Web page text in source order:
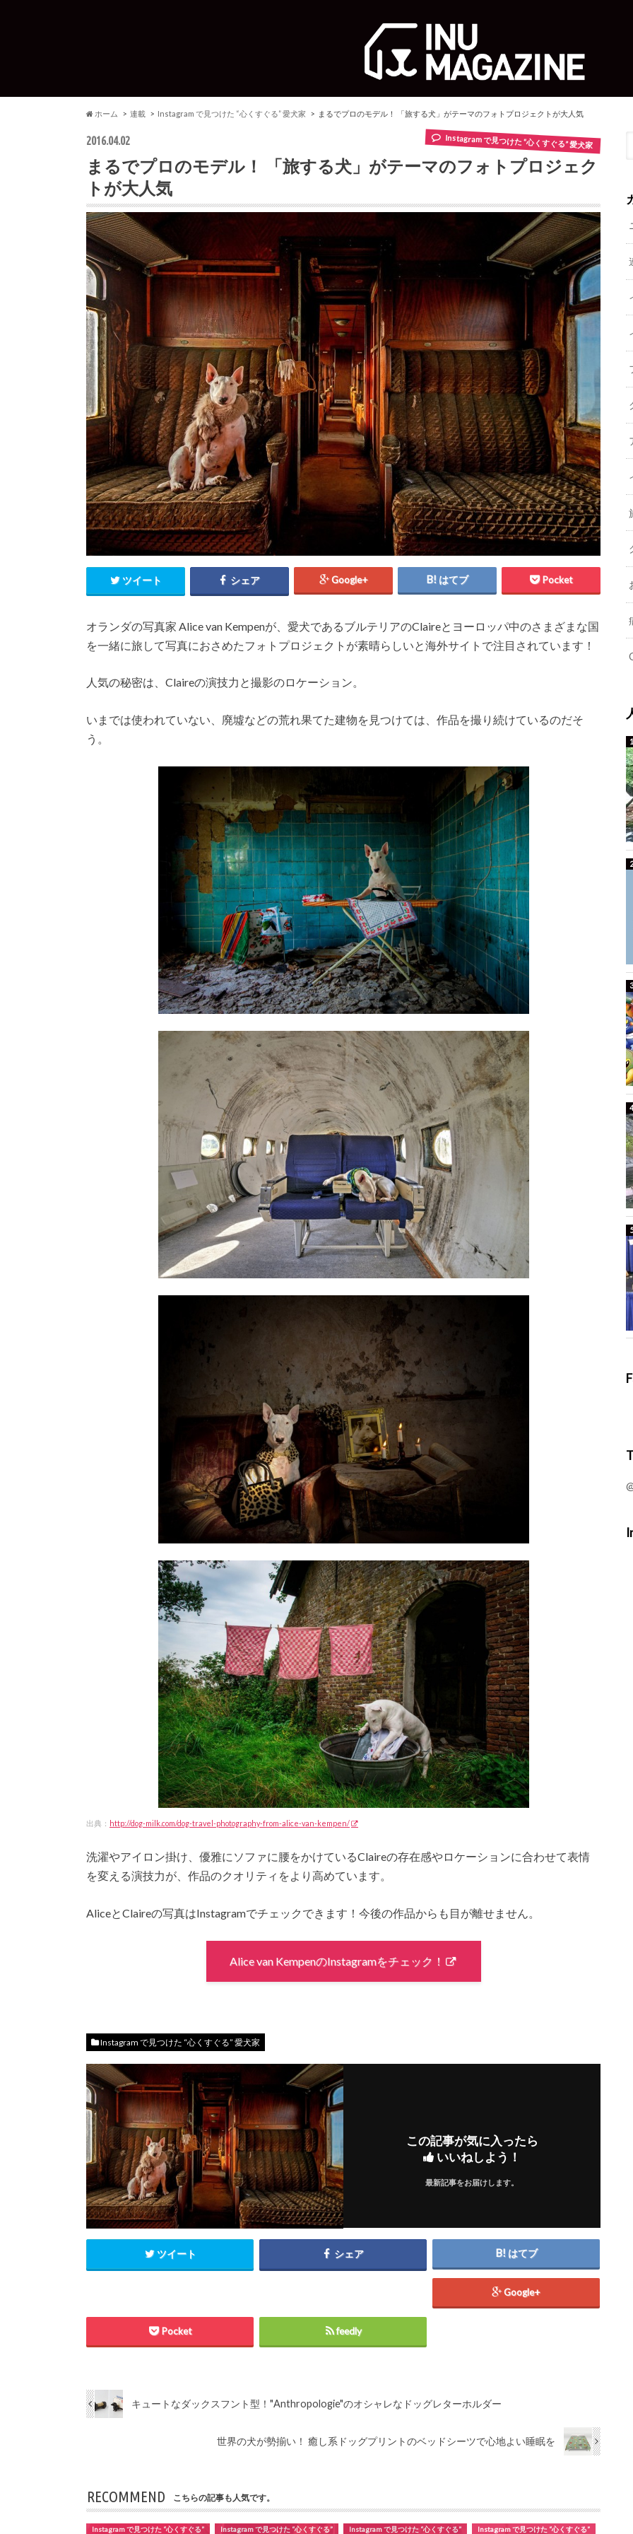
ホーム 連載 Instagram で見つけた “心くすぐる” 愛犬家 まるでプロのモデル！ 「旅する犬」がテーマのフォトプロジェクトが大人気
2016.04.02 Instagram で見つけた “心くすぐる” 愛犬家
まるでプロのモデル！ 「旅する犬」がテーマのフォトプロジェク
トが大人気
ツイート シェア Google+ はてブ Pocket
オランダの写真家 Alice van Kempenが、愛犬であるブルテリアのClaireとヨーロッパ中のさまざまな国
を一緒に旅して写真におさめたフォトプロジェクトが素晴らしいと海外サイトで注目されています！
人気の秘密は、Claireの演技力と撮影のロケーション。
いまでは使われていない、廃墟などの荒れ果てた建物を見つけては、作品を撮り続けているのだそ
う。
出典： http://dog-milk.com/dog-travel-photography-from-alice-van-kempen/
洗濯やアイロン掛け、優雅にソファに腰をかけているClaireの存在感やロケーションに合わせて表情
を変える演技力が、作品のクオリティをより高めています。
AliceとClaireの写真はInstagramでチェックできます！今後の作品からも目が離せません。
Alice van KempenのInstagramをチェック！
Instagram で見つけた “心くすぐる” 愛犬家
この記事が気に入ったら
いいねしよう！
最新記事をお届けします。
ツイート シェア はてブ
Google+
Pocket feedly
キュートなダックスフント型！"Anthropologie"のオシャレなドッグレターホルダー
世界の犬が勢揃い！ 癒し系ドッグプリントのベッドシーツで心地よい睡眠を
RECOMMEND こちらの記事も人気です。
Instagram で見つけた “心くすぐる” Instagram で見つけた “心くすぐる” Instagram で見つけた “心くすぐる” Instagram で見つけた “心くすぐる”